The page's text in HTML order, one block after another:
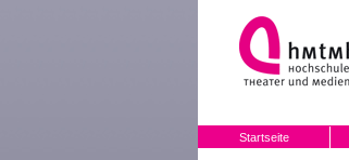
Startseite